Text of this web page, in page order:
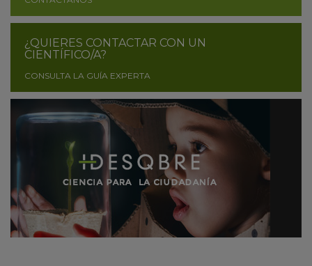
¿QUIERES CONTACTAR CON UN
CIENTÍFICO/A?
CONSULTA LA GUÍA EXPERTA